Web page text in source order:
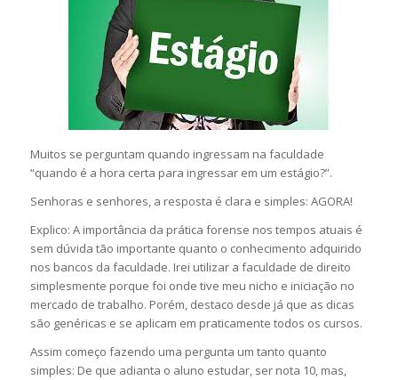
Muitos se perguntam quando ingressam na faculdade
“quando é a hora certa para ingressar em um estágio?”.
Senhoras e senhores, a resposta é clara e simples: AGORA!
Explico: A importância da prática forense nos tempos atuais é
sem dúvida tão importante quanto o conhecimento adquirido
nos bancos da faculdade. Irei utilizar a faculdade de direito
simplesmente porque foi onde tive meu nicho e iniciação no
mercado de trabalho. Porém, destaco desde já que as dicas
são genéricas e se aplicam em praticamente todos os cursos.
Assim começo fazendo uma pergunta um tanto quanto
simples: De que adianta o aluno estudar, ser nota 10, mas,